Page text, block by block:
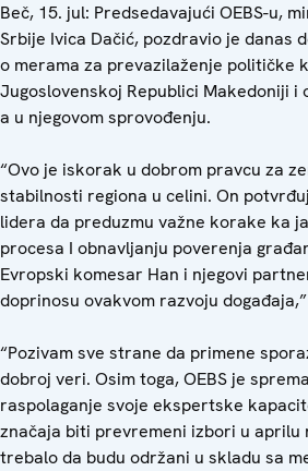
Beč, 15. jul: Predsedavajući OEBS-u,
Srbije Ivica Dačić, pozdravio je danas
o merama za prevazilaženje političke
Jugoslovenskoj Republici Makedoniji i
a u njegovom sprovođenju.
“Ovo je iskorak u dobrom pravcu za
stabilnosti regiona u celini. On
lidera da preduzmu važne korake ka
procesa I obnavljanju poverenja
Evropski komesar Han i njegovi
doprinosu ovakvom razvoju
“Pozivam sve strane da primene
dobroj veri. Osim toga, OEBS je
raspolaganje svoje ekspertske
značaja biti prevremeni izbori u aprilu
trebalo da budu održani u skladu sa